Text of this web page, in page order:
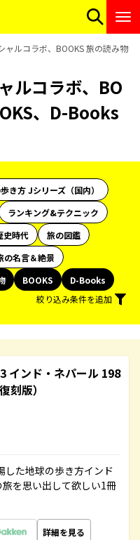
ャルコラボ、BOOKS 旅の読み物
ルコラボ、BO
、D-Books
き方 Jシリーズ（国内）
ランキング&テクニック
史時代
旅の図鑑
の名言＆絶景
BOOKS
D-Books
絞り込み条件を追加
インド・ネパール 198
刻版）
した地球の歩き方インド
を思い出して欲しい1冊
詳細を見る